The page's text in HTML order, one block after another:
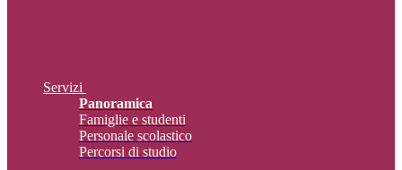
Servizi
Panoramica
Famiglie e studenti
Personale scolastico
Percorsi di studio